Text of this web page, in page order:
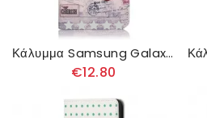
Κάλυμμα Samsung Galaxy A13 5G Ταξιδιώτης
€12.80